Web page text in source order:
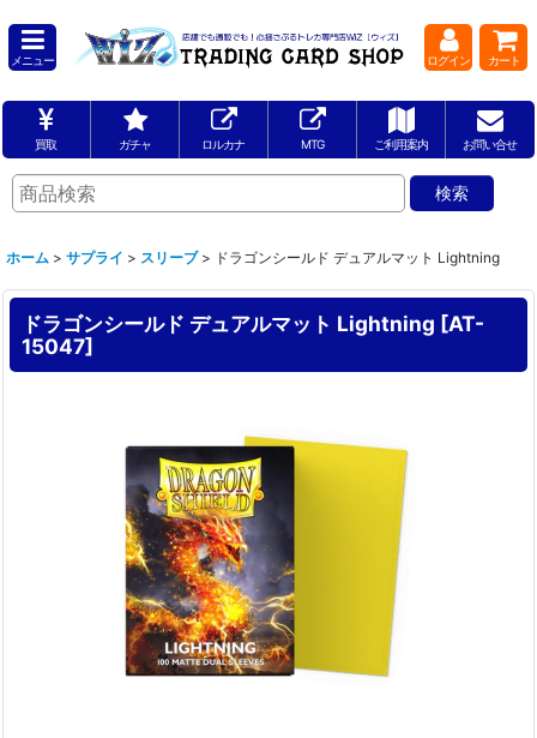
メニュー ログイン カート
買取 ガチャ ロルカナ MTG ご利用案内 お問い合せ
ホーム > サプライ > スリーブ > ドラゴンシールド デュアルマット Lightning
ドラゴンシールド デュアルマット Lightning [AT-
15047]